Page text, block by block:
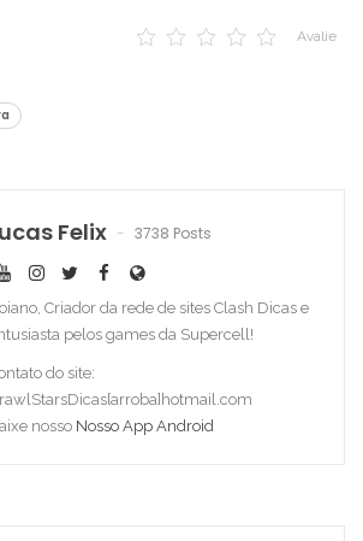
Avalie
Felix 3738 Posts
Criador da rede de sites Clash Dicas e
pelos games da Supercell!
do site:
nosso Nosso App Android